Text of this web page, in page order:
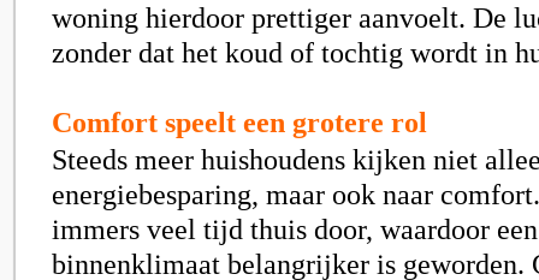
woning hierdoor prettiger aanvoelt. De
zonder dat het koud of tochtig wordt in
Comfort speelt een grotere rol
Steeds meer huishoudens kijken niet
energiebesparing, maar ook naar
immers veel tijd thuis door, waardoor
binnenklimaat belangrijker is geworden.